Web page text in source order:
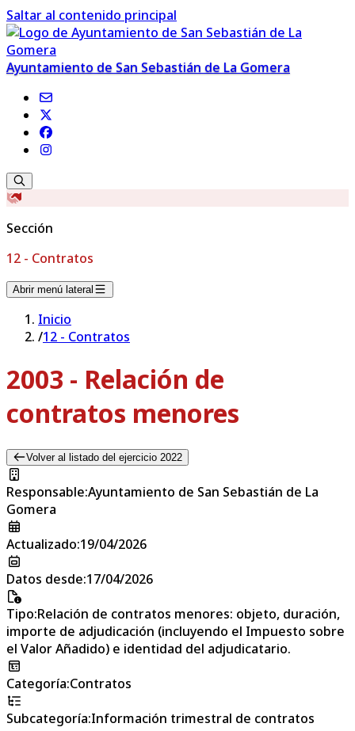
Saltar al contenido principal
Ayuntamiento de San Sebastián de La Gomera
Sección
12 - Contratos
Abrir menú lateral
Inicio
/12 - Contratos
2003 - Relación de
contratos menores
Volver al listado del ejercicio 2022
Responsable:Ayuntamiento de San Sebastián de La
Gomera
Actualizado:19/04/2026
Datos desde:17/04/2026
Tipo:Relación de contratos menores: objeto, duración,
importe de adjudicación (incluyendo el Impuesto sobre
el Valor Añadido) e identidad del adjudicatario.
Categoría:Contratos
Subcategoría:Información trimestral de contratos